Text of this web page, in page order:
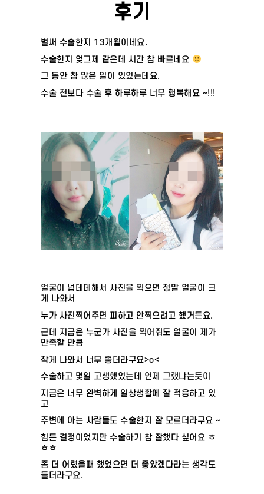
후기
벌써 수술한지 13개월이네요.
수술한지 엊그제 같은데 시간 참 빠르네요
그 동안 참 많은 일이 있었는데요.
수술 전보다 수술 후 하루하루 너무 행복해요 ~!!!
얼굴이 넙데데해서 사진을 찍으면 정말 얼굴이 크
게 나와서
누가 사진찍어주면 피하고 안찍으려고 했거든요.
근데 지금은 누군가 사진을 찍어줘도 얼굴이 제가
만족할 만큼
작게 나와서 너무 좋더라구요>o<
수술하고 몇일 고생했었는데 언제 그랬냐는듯이
지금은 너무 완벽하게 일상생활에 잘 적응하고 있
고
주변에 아는 사람들도 수술한지 잘 모르더라구요 ~
힘든 결정이었지만 수술하기 참 잘했다 싶어요 ㅎ
ㅎㅎ
좀 더 어렸을때 했었으면 더 좋았겠다라는 생각도
들더라구요.